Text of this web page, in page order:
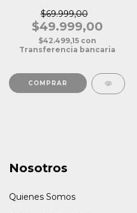
$69.999,00
$49.999,00
$42.499,15 con
Transferencia bancaria
COMPRAR
Nosotros
Quienes Somos